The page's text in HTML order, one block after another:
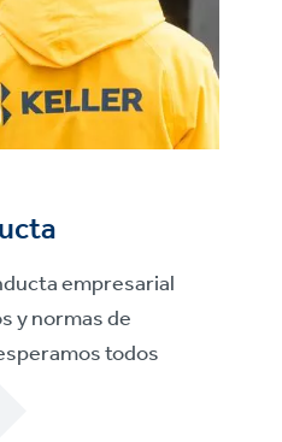
empresarial
y normas de
todos